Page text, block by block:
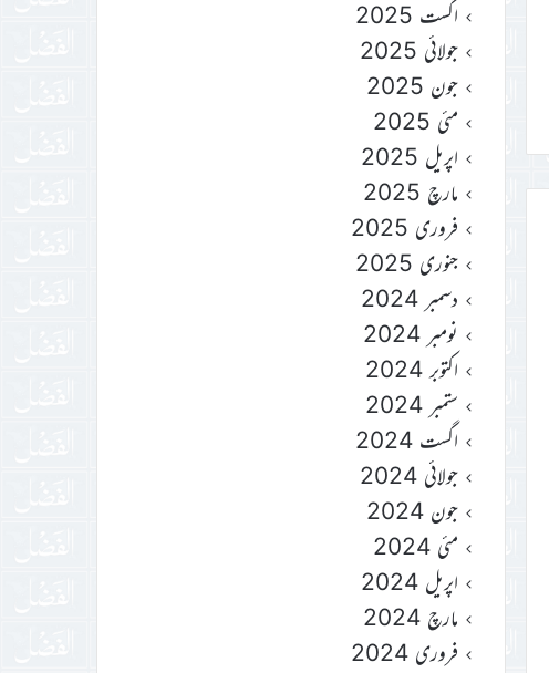
اگست 2025
جولائی 2025
جون 2025
مئی 2025
اپریل 2025
مارچ 2025
فروری 2025
جنوری 2025
دسمبر 2024
نومبر 2024
اکتوبر 2024
ستمبر 2024
اگست 2024
جولائی 2024
جون 2024
مئی 2024
اپریل 2024
مارچ 2024
فروری 2024